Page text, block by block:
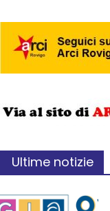
Ultime notizie